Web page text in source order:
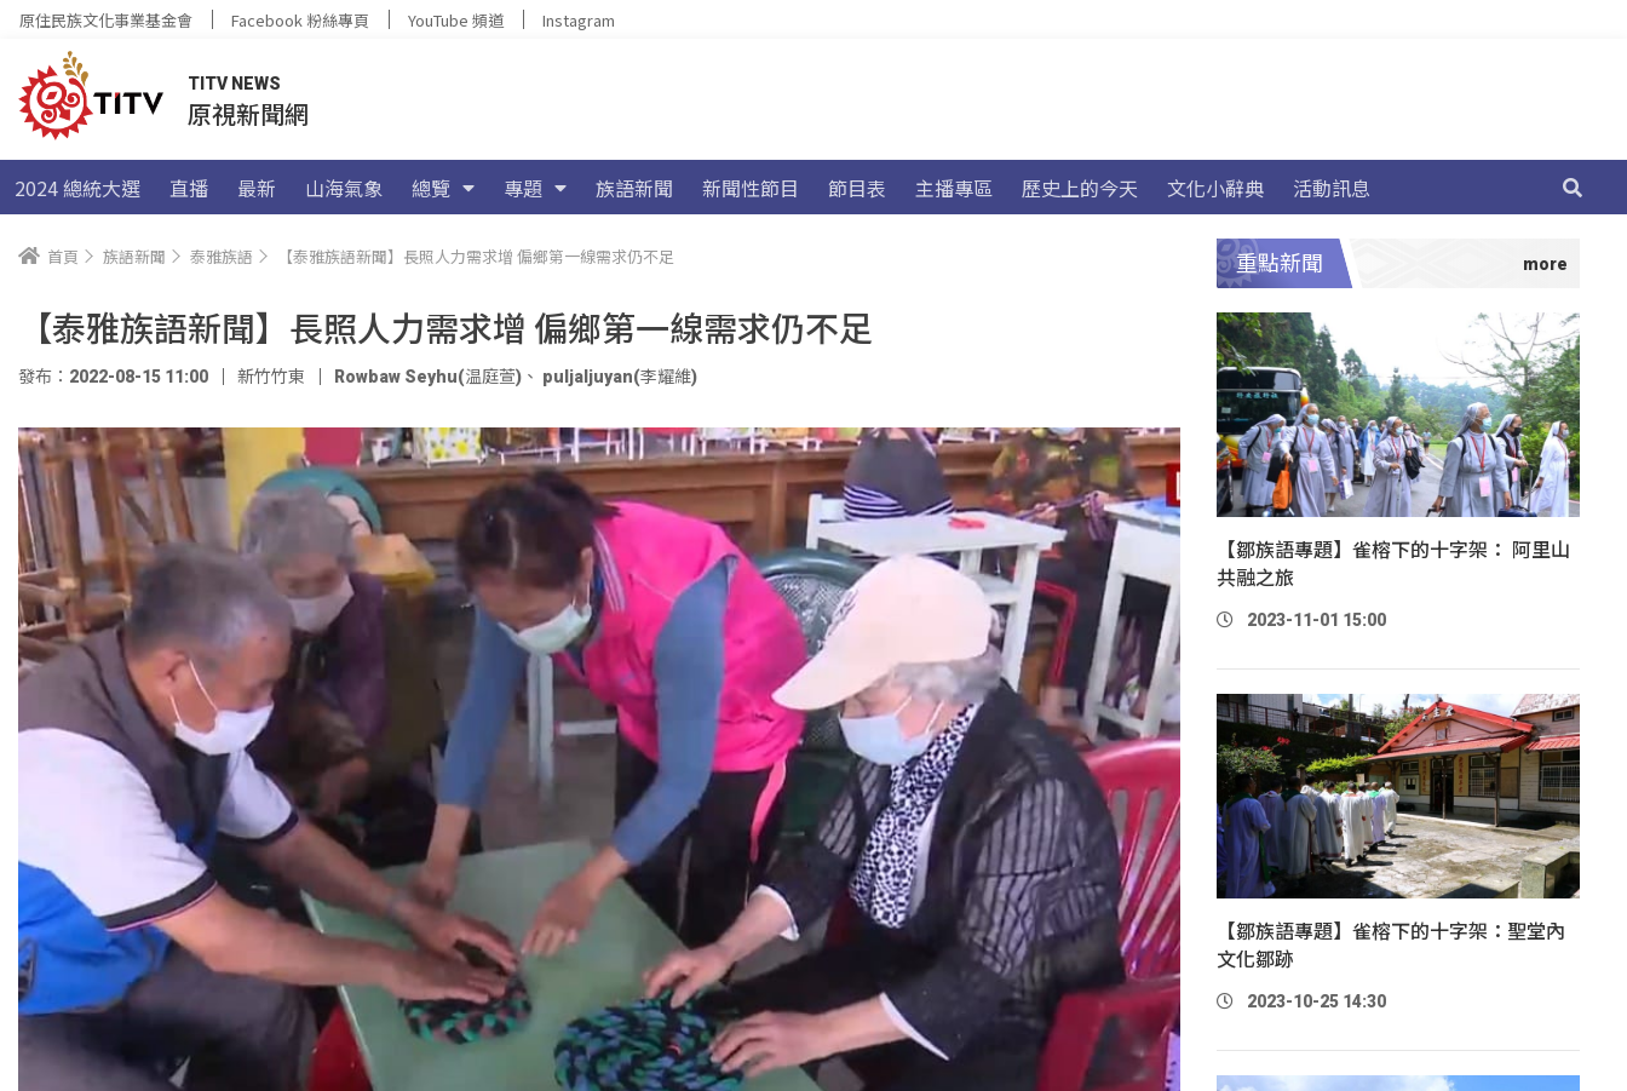
原住民族文化事業基金會 Facebook 粉絲專頁 YouTube 頻道 Instagram
TITV NEWS
原視新聞網
2024 總統大選 直播 最新 山海氣象 總覽 專題 族語新聞 新聞性節目 節目表 主播專區 歷史上的今天 文化小辭典 活動訊息
首頁 族語新聞 泰雅族語 【泰雅族語新聞】長照人力需求增 偏鄉第一線需求仍不足
【泰雅族語新聞】長照人力需求增 偏鄉第一線需求仍不足
發布：2022-08-15 11:00 新竹竹東 Rowbaw Seyhu(温庭萱) 、 puljaljuyan(李耀維)
重點新聞
【鄒族語專題】雀榕下的十字架： 阿里山
共融之旅
2023-11-01 15:00
【鄒族語專題】雀榕下的十字架：聖堂內
文化鄒跡
2023-10-25 14:30